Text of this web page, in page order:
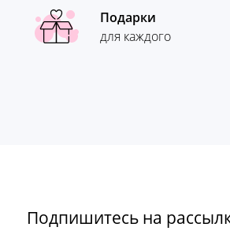
Подарки
для каждого
Подпишитесь на